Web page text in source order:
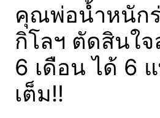
คุณพ่อน้ำหนัก
กิโลฯ ตัดสินใ
6 เดือน ได้ 6
เต็ม!!